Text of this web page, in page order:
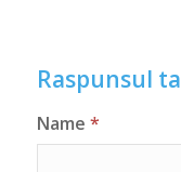
Raspunsul
Name *